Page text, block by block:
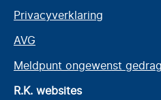
Privacyverklaring
AVG
Meldpunt ongewenst
R.K. websites